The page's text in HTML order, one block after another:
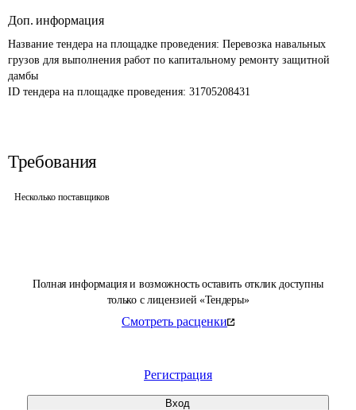
Полная информация и возможность оставить отклик доступны
только с лицензией «Тендеры»
Смотреть расценки
Регистрация
Вход
Доп. информация
Название тендера на площадке проведения: Перевозка навальных
грузов для выполнения работ по капитальному ремонту защитной
дамбы
ID тендера на площадке проведения: 31705208431
Требования
Несколько поставщиков